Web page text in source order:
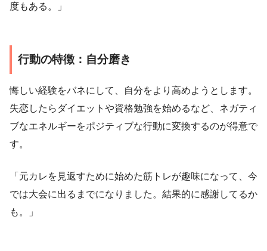
度もある。」
行動の特徴：自分磨き
悔しい経験をバネにして、自分をより高めようとします。
失恋したらダイエットや資格勉強を始めるなど、ネガティ
ブなエネルギーをポジティブな行動に変換するのが得意で
す。
「元カレを見返すために始めた筋トレが趣味になって、今
では大会に出るまでになりました。結果的に感謝してるか
も。」